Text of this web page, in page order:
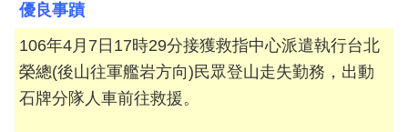
案
應
用
優良事蹟
106年4月7日17時29分接獲救指中心派遣執行台北
榮總(後山往軍艦岩方向)民眾登山走失勤務，出動
石牌分隊人車前往救援。